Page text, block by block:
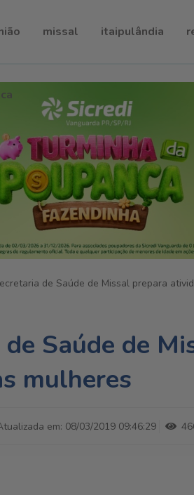
missal itaipulândia
de Saúde de Missal prepara
Saúde de
mulheres
em: 08/03/2019 09:46:29